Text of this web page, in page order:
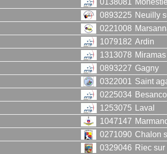
0893225 Neuilly
0221008
1079182 Ardin
1313078 Miramas
0893227 Gagny
0322001 Saint
0225034
1253075 Laval
1047147
0271090 Chalon
0329046 Riec